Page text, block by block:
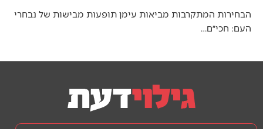
הבחירות המתקרבות מביאות עימן תופעות מבישות של נבחרי
העם: חכי״ם…